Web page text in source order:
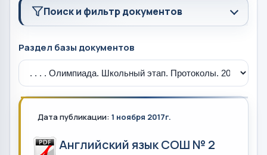
Поиск и фильтр документов
Раздел базы документов
Дата публикации: 1 ноября 2017г.
Английский язык СОШ № 2